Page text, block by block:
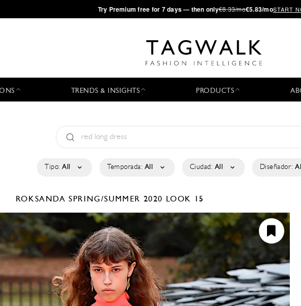
·Try Premium free for 7 days — then only€8.33/mo€5.83/moSTART
TRENDS & INSIGHTS PRODUCTS
Tipo: All Temporada: All Ciudad: All Diseñador:
ROKSANDASPRING/SUMMER 2020 LOOK 15